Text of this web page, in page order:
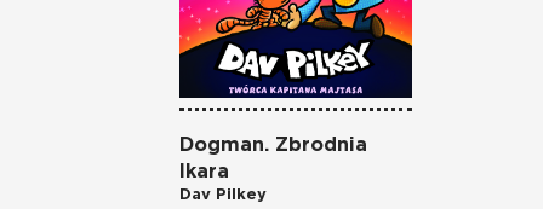
Dogman. Zbrodnia
Ikara
Dav Pilkey